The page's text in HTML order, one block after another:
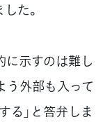
た。
に示すのは難し
う外部も入って
る」と答弁しま